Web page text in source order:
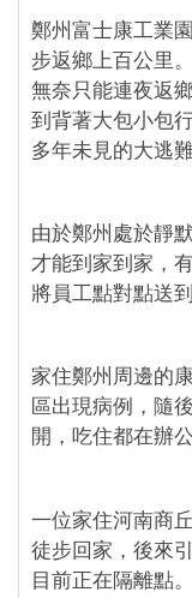
鄭州富士康工業
步返鄉上百公里
無奈只能連夜返
到背著大包小包
多年未見的大逃
由於鄭州處於靜
才能到家到家，
將員工點對點送
家住鄭州周邊的
區出現病例，隨
開，吃住都在辦公
一位家住河南商
徒步回家，後來
目前正在隔離點。